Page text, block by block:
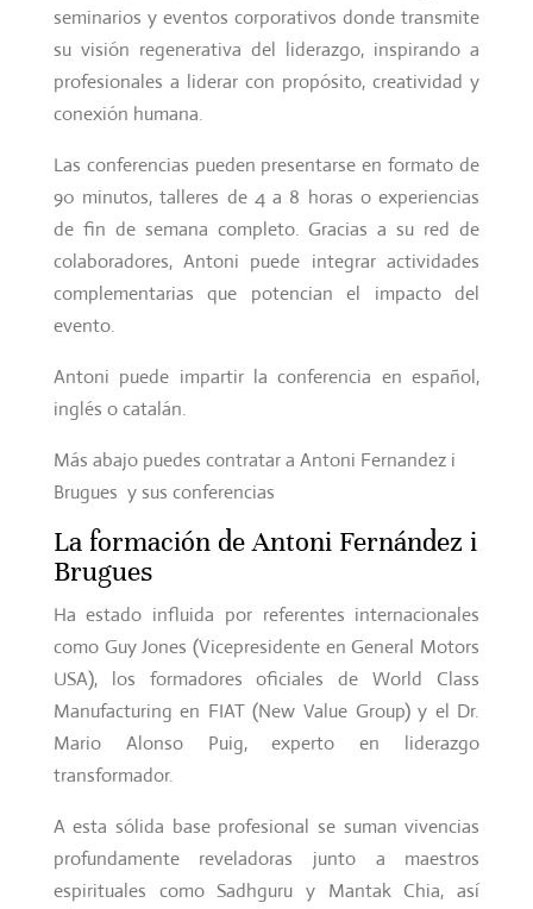
seminarios y eventos corporativos donde transmite
su visión regenerativa del liderazgo, inspirando a
profesionales a liderar con propósito, creatividad y
conexión humana.
Las conferencias pueden presentarse en formato de
90 minutos, talleres de 4 a 8 horas o experiencias
de fin de semana completo. Gracias a su red de
colaboradores, Antoni puede integrar actividades
complementarias que potencian el impacto del
evento.
Antoni puede impartir la conferencia en español,
inglés o catalán.
Más abajo puedes contratar a Antoni Fernandez i
Brugues y sus conferencias
La formación de Antoni Fernández i
Brugues
Ha estado influida por referentes internacionales
como Guy Jones (Vicepresidente en General Motors
USA), los formadores oficiales de World Class
Manufacturing en FIAT (New Value Group) y el Dr.
Mario Alonso Puig, experto en liderazgo
transformador.
A esta sólida base profesional se suman vivencias
profundamente reveladoras junto a maestros
espirituales como Sadhguru y Mantak Chia, así